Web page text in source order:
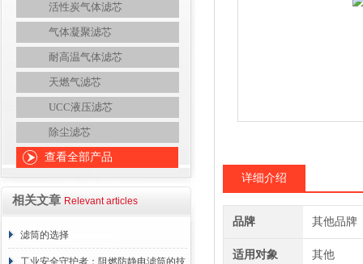
活性炭气体滤芯
气体凝聚滤芯
耐高温气体滤芯
天燃气滤芯
UCC液压滤芯
除尘滤芯
查看全部产品
相关文章 Relevant articles
滤筒的选择
工业安全守护者：阻燃防静电滤筒的技
详细介绍
品牌 其他品牌
适用对象 其他